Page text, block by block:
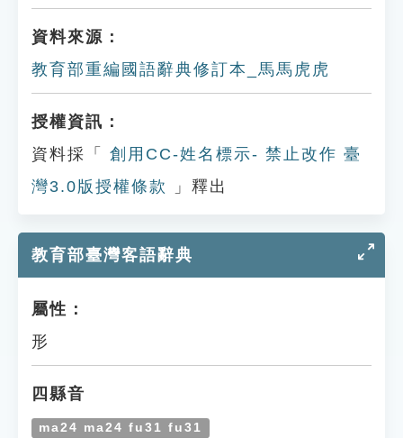
資料來源：
教育部重編國語辭典修訂本_馬馬虎虎
授權資訊：
資料採「
創用CC-姓名標示- 禁止改作 臺
灣3.0版授權條款
」釋出
教育部臺灣客語辭典
屬性：
形
四縣音
ma24 ma24 fu31 fu31